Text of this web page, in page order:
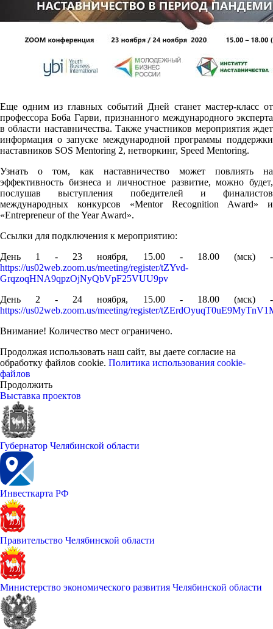
Еще одним из главных событий Дней станет мастер-класс от
профессора Боба Гарви, признанного международного эксперта
в области наставничества. Также участников мероприятия ждет
информация о запуске международной программы поддержки
наставников SOS Mentoring 2, нетворкинг, Speed Mentoring.
Узнать о том, как наставничество может повлиять на
эффективность бизнеса и личностное развитие, можно будет,
послушав выступления победителей и финалистов
международных конкурсов «Mentor Recognition Award» и
«Entrepreneur of the Year Award».
Ссылки для подключения к мероприятию:
День 1 - 23 ноября, 15.00 - 18.00 (мск) -
https://us02web.zoom.us/meeting/register/tZYvd-
GrqzoqHNA9qpzOjNyQbVpF25VUU9pv
День 2 - 24 ноября, 15.00 - 18.00 (мск) -
https://us02web.zoom.us/meeting/register/
Внимание! Количество мест ограничено.
Продолжая использовать наш сайт, вы даете согласие на
обработку файлов cookie. Политика использования cookie-
файлов
Продолжить
Выставка проектов
Губернатор Челябинской области
Инвесткарта РФ
Правительство Челябинской области
Министерство экономического развития Челябинской области